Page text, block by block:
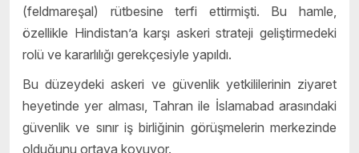
(feldmareşal) rütbesine terfi ettirmişti. Bu hamle,
özellikle Hindistan’a karşı askeri strateji geliştirmedeki
rolü ve kararlılığı gerekçesiyle yapıldı.
Bu düzeydeki askeri ve güvenlik yetkililerinin ziyaret
heyetinde yer alması, Tahran ile İslamabad arasındaki
güvenlik ve sınır iş birliğinin görüşmelerin merkezinde
olduğunu ortaya koyuyor.